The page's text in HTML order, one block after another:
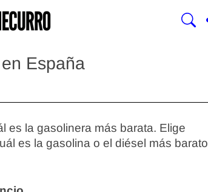
España
es la gasolinera más barata. Elige
es la gasolina o el diésel más barato